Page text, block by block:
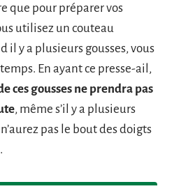
que pour préparer vos
utilisez un couteau
il y a plusieurs gousses, vous
En ayant ce presse-ail,
ces gousses ne prendra pas
, même s’il y a plusieurs
pas le bout des doigts